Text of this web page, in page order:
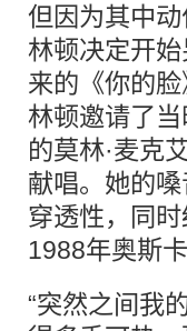
但因为其中
林顿决定开
来的《你的
林顿邀请了
的莫林·麦克
献唱。她的
穿透性，同
1988年奥斯
“突然之间我